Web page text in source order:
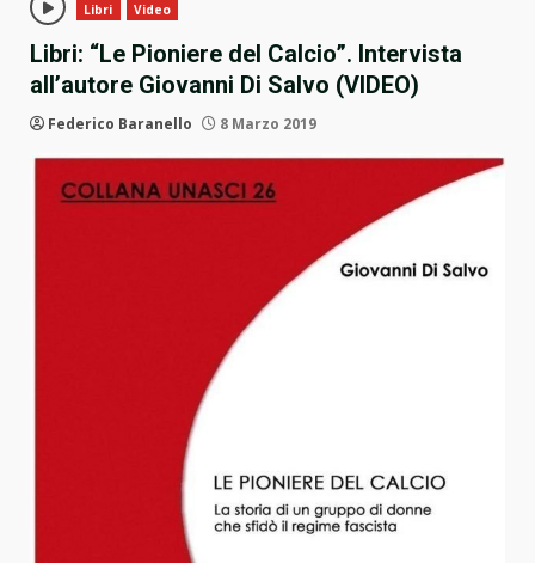
Libri Video
Libri: “Le Pioniere del Calcio”. Intervista
all’autore Giovanni Di Salvo (VIDEO)
Federico Baranello 8 Marzo 2019